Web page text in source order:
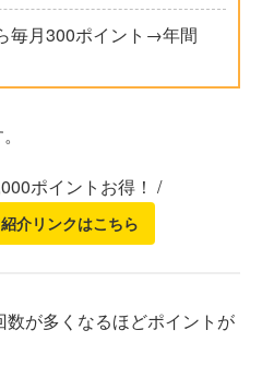
毎月300ポイント→年間
ポイントお得！ /
介リンクはこちら
が多くなるほどポイントが